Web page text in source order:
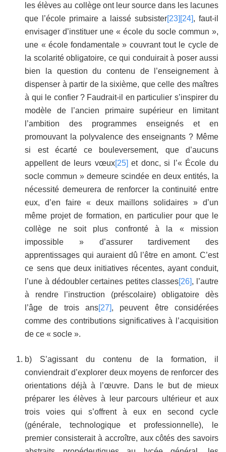
les élèves au collège ont leur source dans les lacunes
que l’école primaire a laissé subsister[23] [24], faut-il
envisager d’instituer une « école du socle commun »,
une « école fondamentale » couvrant tout le cycle de
la scolarité obligatoire, ce qui conduirait à poser aussi
bien la question du contenu de l’enseignement à
dispenser à partir de la sixième, que celle des maîtres
à qui le confier ? Faudrait-il en particulier s’inspirer du
modèle de l’ancien primaire supérieur en limitant
l’ambition des programmes enseignés et en
promouvant la polyvalence des enseignants ? Même
si est écarté ce bouleversement, que d’aucuns
appellent de leurs vœux[25] et donc, si l’« École du
socle commun » demeure scindée en deux entités, la
nécessité demeurera de renforcer la continuité entre
eux, d’en faire « deux maillons solidaires » d’un
même projet de formation, en particulier pour que le
collège ne soit plus confronté à la « mission
impossible » d’assurer tardivement des
apprentissages qui auraient dû l’être en amont. C’est
ce sens que deux initiatives récentes, ayant conduit,
l’une à dédoubler certaines petites classes[26], l’autre
à rendre l’instruction (préscolaire) obligatoire dès
l’âge de trois ans[27], peuvent être considérées
comme des contributions significatives à l’acquisition
de ce « socle ».
b) S’agissant du contenu de la formation, il
conviendrait d’explorer deux moyens de renforcer des
orientations déjà à l’œuvre. Dans le but de mieux
préparer les élèves à leur parcours ultérieur et aux
trois voies qui s’offrent à eux en second cycle
(générale, technologique et professionnelle), le
premier consisterait à accroître, aux côtés des savoirs